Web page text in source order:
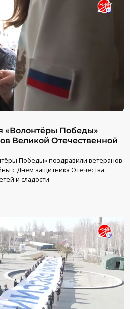
«Волонтёры Победы»
Великой Отечественной
Победы» поздравили ветеранов
с Днём защитника Отечества.
и сладости